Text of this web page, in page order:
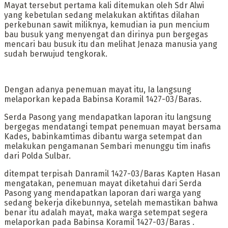
Mayat tersebut pertama kali ditemukan oleh Sdr Alwi
yang kebetulan sedang melakukan aktifitas dilahan
perkebunan sawit miliknya, kemudian ia pun mencium
bau busuk yang menyengat dan dirinya pun bergegas
mencari bau busuk itu dan melihat Jenaza manusia yang
sudah berwujud tengkorak.
Dengan adanya penemuan mayat itu, Ia langsung
melaporkan kepada Babinsa Koramil 1427-03/Baras.
Serda Pasong yang mendapatkan laporan itu langsung
bergegas mendatangi tempat penemuan mayat bersama
Kades, babinkamtimas dibantu warga setempat dan
melakukan pengamanan Sembari menunggu tim inafis
dari Polda Sulbar.
ditempat terpisah Danramil 1427-03/Baras Kapten Hasan
mengatakan, penemuan mayat diketahui dari Serda
Pasong yang mendapatkan laporan dari warga yang
sedang bekerja dikebunnya, setelah memastikan bahwa
benar itu adalah mayat, maka warga setempat segera
melaporkan pada Babinsa Koramil 1427-03/Baras .